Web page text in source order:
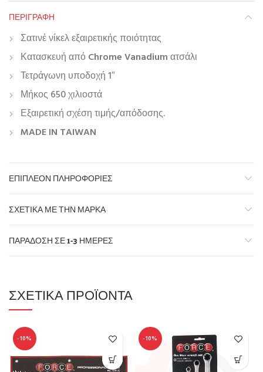
ΠΕΡΙΓΡΑΦΉ
Σατινέ νίκελ εξαιρετικής ποιότητας
Κατασκευή απόChrome Vanadiumατσάλι
Τετράγωνη υποδοχή 1″
Μήκος 650 χιλιοστά
Εξαιρετική σχέση τιμής/απόδοσης.
MADE IN TAIWAN
ΕΠΙΠΛΈΟΝ ΠΛΗΡΟΦΟΡΊΕΣ
ΣΧΕΤΙΚΆ ΜΕ ΤΗΝ ΜΆΡΚΑ
ΠΑΡΆΔΟΣΗ ΣΕ 1-3 ΗΜΈΡΕΣ
ΣΧΕΤΙΚΆ ΠΡΟΪΌΝΤΑ
-10% -10%